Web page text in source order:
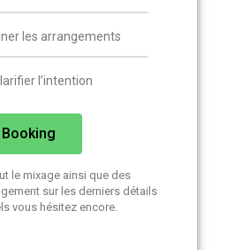
les arrangements
l’intention
Booking
le mixage ainsi que des
sur les derniers détails
vous hésitez encore.